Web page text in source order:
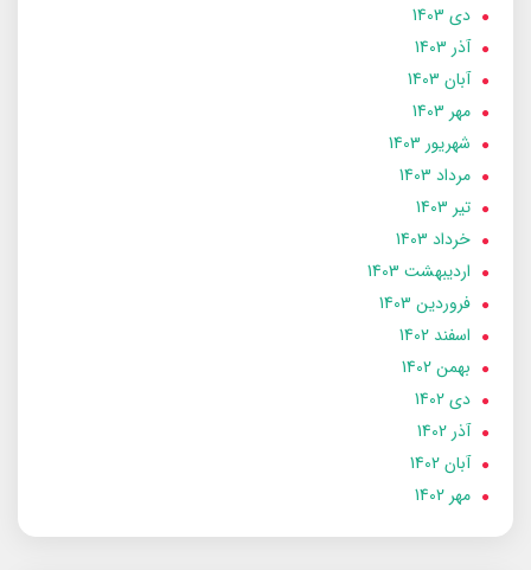
دی 1403
آذر 1403
آبان 1403
مهر 1403
شهریور 1403
مرداد 1403
تير 1403
خرداد 1403
ارديبهشت 1403
فروردین 1403
اسفند 1402
بهمن 1402
دی 1402
آذر 1402
آبان 1402
مهر 1402